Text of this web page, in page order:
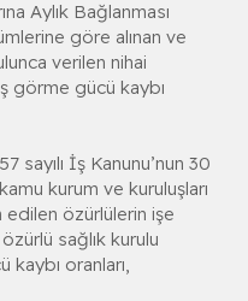
Aylık Bağlanması
göre alınan ve
verilen nihai
görme gücü kaybı
İş Kanunu’nun 30
kurum ve kuruluşları
özürlülerin işe
sağlık kurulu
kaybı oranları,